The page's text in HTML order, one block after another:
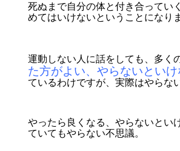
死ぬまで自分の体と付き合ってい
めてはいけないということになり
運動しない人に話をしても、多く
た方がよい、やらないといけ
ているわけですが、実際はやらな
やったら良くなる、やらないとい
ていてもやらない不思議。